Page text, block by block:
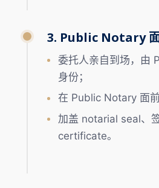
3. Public Notary
委托人亲自到场，由
身份；
在 Public Notary 面前
加盖 notarial seal、
certificate。